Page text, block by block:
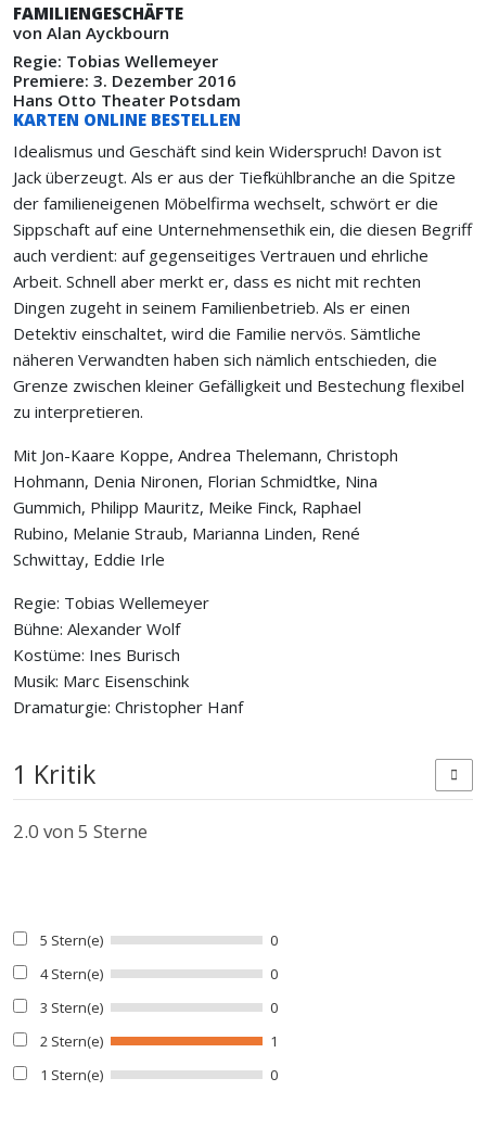
FAMILIENGESCHÄFTE
von Alan Ayckbourn
Regie: Tobias Wellemeyer
Premiere: 3. Dezember 2016
Hans Otto Theater Potsdam
KARTEN ONLINE BESTELLEN
Idealismus und Geschäft sind kein Widerspruch! Davon ist
Jack überzeugt. Als er aus der Tiefkühlbranche an die Spitze
der familieneigenen Möbelfirma wechselt, schwört er die
Sippschaft auf eine Unternehmensethik ein, die diesen Begriff
auch verdient: auf gegenseitiges Vertrauen und ehrliche
Arbeit. Schnell aber merkt er, dass es nicht mit rechten
Dingen zugeht in seinem Familienbetrieb. Als er einen
Detektiv einschaltet, wird die Familie nervös. Sämtliche
näheren Verwandten haben sich nämlich entschieden, die
Grenze zwischen kleiner Gefälligkeit und Bestechung flexibel
zu interpretieren.
Mit Jon-Kaare Koppe, Andrea Thelemann, Christoph
Hohmann, Denia Nironen, Florian Schmidtke, Nina
Gummich, Philipp Mauritz, Meike Finck, Raphael
Rubino, Melanie Straub, Marianna Linden, René
Schwittay, Eddie Irle
Regie: Tobias Wellemeyer
Bühne: Alexander Wolf
Kostüme: Ines Burisch
Musik: Marc Eisenschink
Dramaturgie: Christopher Hanf
1 Kritik
2.0 von 5 Sterne
5 Stern(e)
0
4 Stern(e)
0
3 Stern(e)
0
2 Stern(e)
1
1 Stern(e)
0